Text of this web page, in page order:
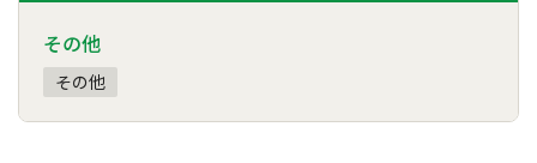
その他
その他